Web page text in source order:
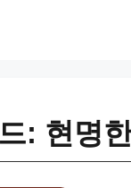
: 현명